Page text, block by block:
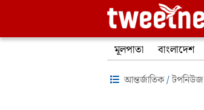
মূলপাতা বাংলাদেশ
আন্তর্জাতিক/টপনিউজ